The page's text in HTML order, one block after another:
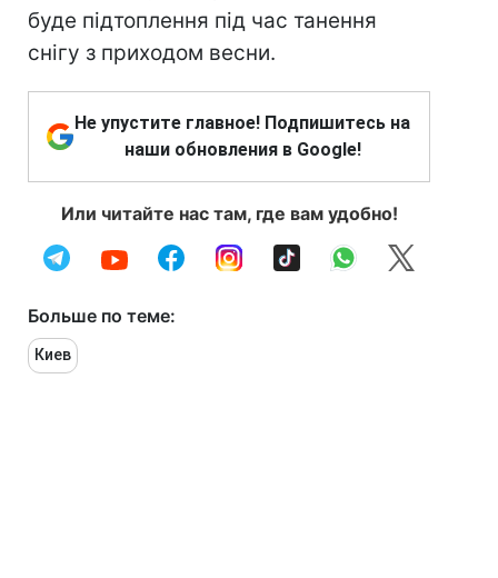
буде підтоплення під час танення
снігу з приходом весни.
Не упустите главное! Подпишитесь на
наши обновления в Google!
Или читайте нас там, где вам удобно!
Больше по теме:
Киев